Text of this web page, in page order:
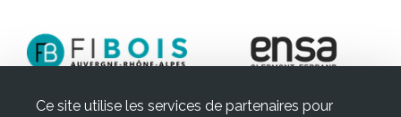
Ce site utilise les services de partenaires pour